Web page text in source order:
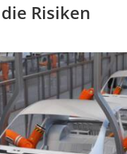
Risiken